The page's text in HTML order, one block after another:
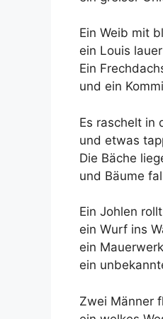
Ein Weib mit
ein Louis
Ein
und ein
Es raschelt in
und etwas
Die Bäche
und Bäume
Ein Johlen
ein Wurf ins
ein
ein
Zwei Männer